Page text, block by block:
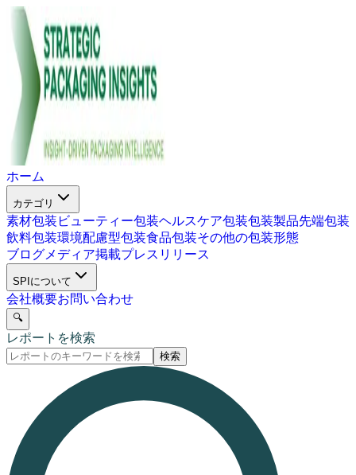
ホーム
カテゴリ
素材包装 ビューティー包装ヘルスケア包装包装製品先端包装
飲料包装環境配慮型包装食品包装その他の包装形態
ブログメディア掲載プレスリリース
SPIについて
会社概要お問い合わせ
🔍
レポートを検索
検索